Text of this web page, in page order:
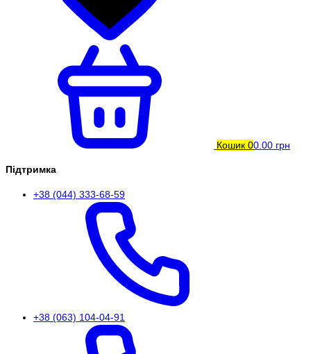
Кошик 00.00 грн
Підтримка
+38 (044) 333-68-59
+38 (063) 104-04-91